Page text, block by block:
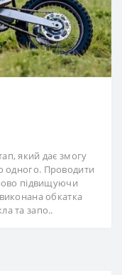
який дає змогу
одного. Проводити
підвищуючи
обкатка
та запо..